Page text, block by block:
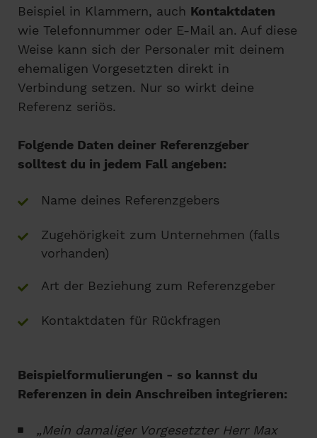
Beispiel in Klammern, auch Kontaktdaten
wie Telefonnummer oder E-Mail an. Auf diese
Weise kann sich der Personaler mit deinem
ehemaligen Vorgesetzten direkt in
Verbindung setzen. Nur so wirkt deine
Referenz seriös.
Folgende Daten deiner Referenzgeber
solltest du in jedem Fall angeben:
Name deines Referenzgebers
Zugehörigkeit zum Unternehmen (falls
vorhanden)
Art der Beziehung zum Referenzgeber
Kontaktdaten für Rückfragen
Beispielformulierungen - so kannst du
Referenzen in dein Anschreiben integrieren:
„Mein damaliger Vorgesetzter Herr Max